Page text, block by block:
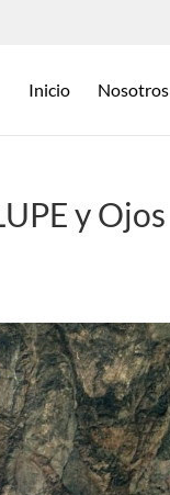
Inicio Nosotros
y Ojos